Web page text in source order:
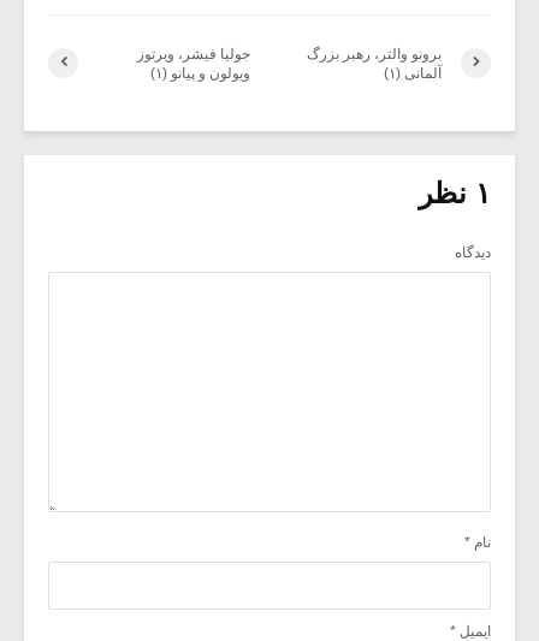
جولیا فیشر، ویرتوز
ویولون و پیانو (۱)
برونو والتر، رهبر بزرگ
آلمانی (۱)
۱ نظر
دیدگاه
نام *
ایمیل *